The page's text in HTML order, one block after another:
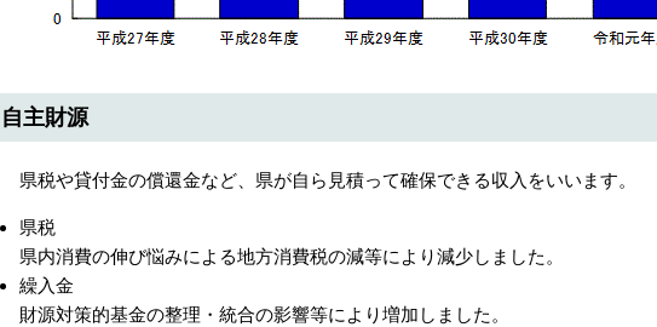
自主財源
県税や貸付金の償還金など、県が自ら見積って確保できる収入をいいます。
県税
県内消費の伸び悩みによる地方消費税の減等により減少しました。
繰入金
財源対策的基金の整理・統合の影響等により増加しました。